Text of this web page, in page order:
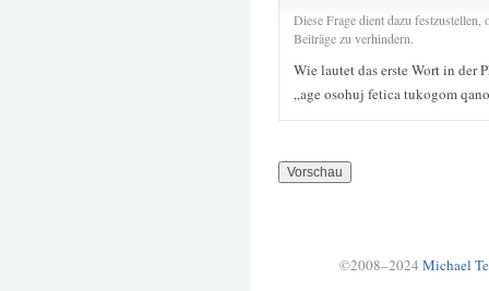
Diese Frage dient dazu
Beiträge zu verhindern.
Wie lautet das erste Wort in der
„age osohuj fetica tukogom
©2008–2024 Michael